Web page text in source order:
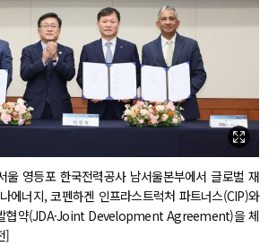
울 영등포 한국전력공사 남서울본부에서 글로벌 재
에너지, 코펜하겐 인프라스트럭처 파트너스(CIP)와
협약(JDA·Joint Development Agreement)을 체
]